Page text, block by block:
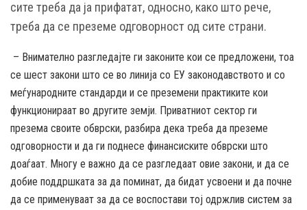
сите треба да ја прифатат, односно, како што рече,
треба да се преземе одговорност од сите страни.
– Внимателно разгледајте ги законите кои се предложени, тоа
се шест закони што се во линија со ЕУ законодавството и со
меѓународните стандарди и се преземени практиките кои
функционираат во другите земји. Приватниот сектор ги
презема своите обврски, разбира дека треба да преземе
одговорности и да ги поднесе финансиските обврски што
доаѓаат. Многу е важно да се разгледаат овие закони, и да се
добие поддршката за да поминат, да бидат усвоени и да почне
да се применуваат за да се воспостави тој одржлив систем за